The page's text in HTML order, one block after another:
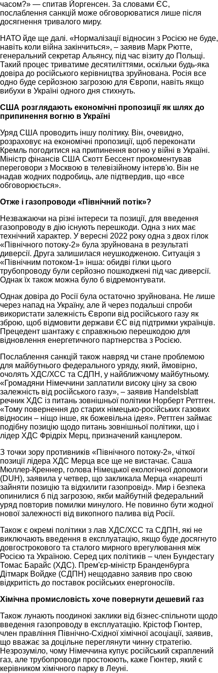
часом?» — спитав Йоргенсен. За словами ЄС,
послаблення санкцій може обговорюватися лише після
досягнення тривалого миру.
НАТО йде ще далі. «Нормалізації відносин з Росією не буде,
навіть коли війна закінчиться», – заявив Марк Рютте,
генеральний секретар Альянсу, під час візиту до Польщі.
Такий процес триватиме десятиліттями, оскільки будь-яка
довіра до російського керівництва зруйнована. Росія все
одно буде серйозною загрозою для Європи, навіть якщо
вибухи в Україні одного дня стихнуть.
США розглядають економічні пропозиції як шлях до
припинення вогню в Україні
Уряд США проводить іншу політику. Він, очевидно,
розраховує на економічні пропозиції, щоб переконати
Кремль погодитися на припинення вогню у війні в Україні.
Міністр фінансів США Скотт Бессент прокоментував
переговори з Москвою в телевізійному інтерв'ю. Він не
надав жодних подробиць, але підтвердив, що «все
обговорюється».
Отже і газопроводи «Північний потік»?
Незважаючи на різні інтереси та позиції, для введення
газопроводу в дію існують перешкоди. Одна з них має
технічний характер. У вересні 2022 року одна з двох гілок
«Північного потоку-2» була зруйнована в результаті
диверсії. Друга залишилася неушкодженою. Ситуація з
«Північним потоком-1» інша: обидві гілки цього
трубопроводу були серйозно пошкоджені під час диверсії.
Однак їх також можна було б відремонтувати.
Однак довіра до Росії була остаточно зруйнована. Не лише
через напад на Україну, але й через подальші спроби
використати залежність Європи від російського газу як
зброю, щоб відмовити держави ЄС від підтримки українців.
Прецедент шантажу є справжньою перешкодою для
відновлення енергетичного партнерства з Росією.
Послаблення санкцій також навряд чи стане проблемою
для майбутнього федерального уряду, який, ймовірно,
очолять ХДС/ХСС та СДПН, у найближчому майбутньому.
«Громадяни Німеччини заплатили високу ціну за свою
залежність від російського газу», – заявив Handelsblatt
речник ХДС із питань зовнішньої політики Норберт Реттген.
«Тому повернення до старих німецько-російських газових
відносин – ніщо інше, як божевільна ідея». Реттген займає
подібну позицію щодо питань зовнішньої політики, що і
лідер ХДС Фрідріх Мерц, призначений канцлером.
З точки зору противників «Північного потоку-2», чіткої
позиції лідера ХДС Мерца все ще не вистачає. Саша
Мюллер-Креннер, голова Німецької екологічної допомоги
(DUH), заявила у четвер, що закликала Мерца «нарешті
зайняти позицію та відхилити газопровід». Мир і безпека
опинилися б під загрозою, якби майбутній федеральний
уряд повторив помилки минулого. Не повинно бути жодної
нової залежності від викопного палива від Росії.
Також є окремі політики з лав ХДС/ХСС та СДПН, які не
виключають введення в експлуатацію, якщо буде досягнуто
довгострокового та сталого мирного врегулювання між
Росією та Україною. Серед цих політиків – член Бундестагу
Томас Барайс (ХДС). Прем'єр-міністр Бранденбурга
Дітмарк Войдке (СДПН) нещодавно заявив про свою
відкритість до поставок російських енергоносіїв.
Хімічна промисловість хоче повернути дешевий газ
Також лунають поодинокі заклики від бізнес-спільноти щодо
введення газопроводу в експлуатацію. Крістоф Гюнтер,
член правління Північно-Східної хімічної асоціації, заявив,
що вважає за доцільне переглянути чинну стратегію.
Незрозуміло, чому Німеччина купує російський скраплений
газ, але трубопроводи простоюють, каже Гюнтер, який є
керівником хімічного парку в Леуні.